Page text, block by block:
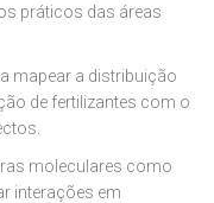
práticos das áreas
mapear a distribuição
de fertilizantes com o
moleculares como
interações em